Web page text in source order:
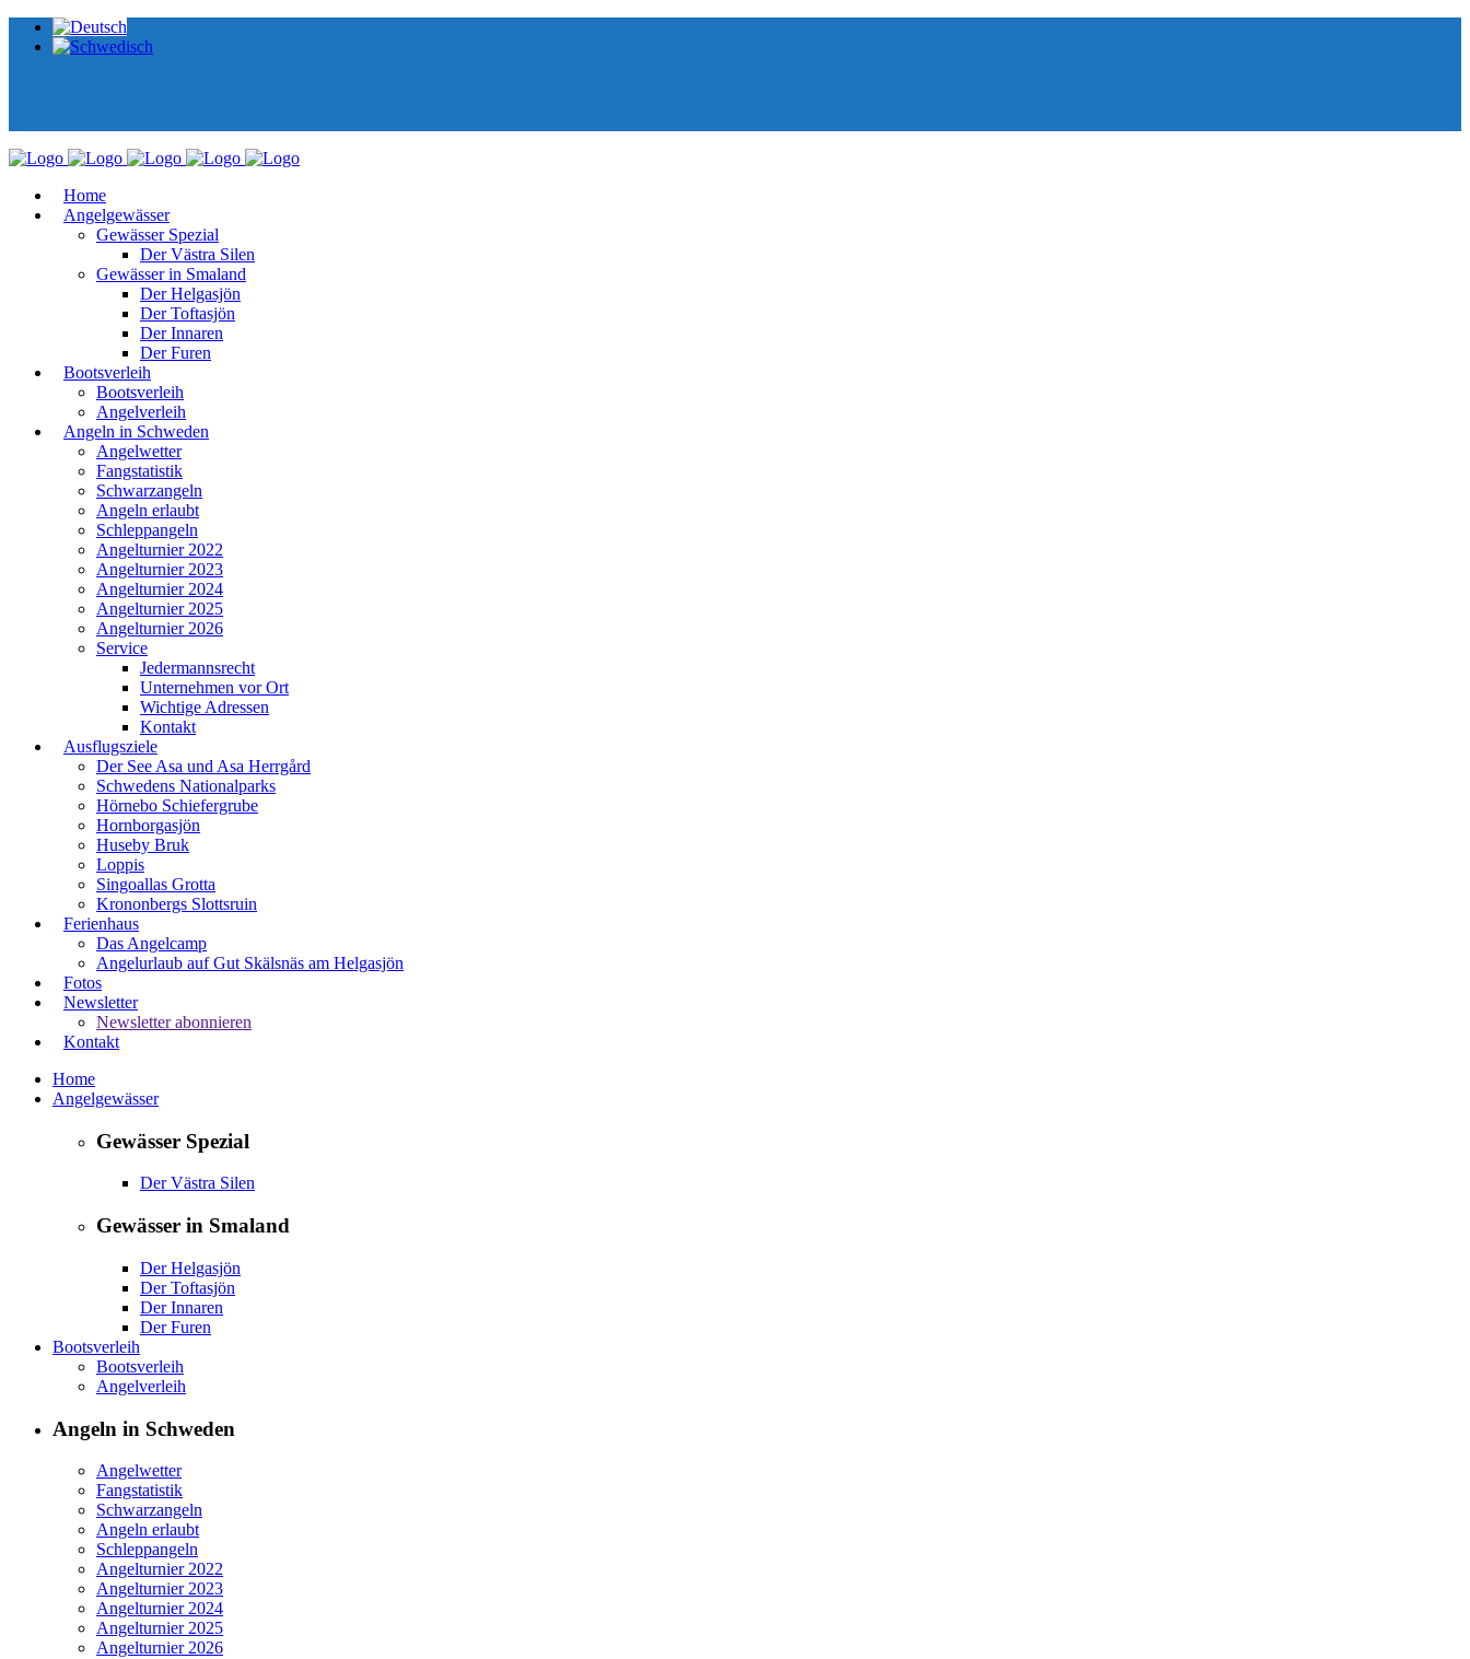
Home
Angelgewässer
Gewässer Spezial
Der Västra Silen
Gewässer in Smaland
Der Helgasjön
Der Toftasjön
Der Innaren
Der Furen
Bootsverleih
Bootsverleih
Angelverleih
Angeln in Schweden
Angelwetter
Fangstatistik
Schwarzangeln
Angeln erlaubt
Schleppangeln
Angelturnier 2022
Angelturnier 2023
Angelturnier 2024
Angelturnier 2025
Angelturnier 2026
Service
Jedermannsrecht
Unternehmen vor Ort
Wichtige Adressen
Kontakt
Ausflugsziele
Der See Asa und Asa Herrgård
Schwedens Nationalparks
Hörnebo Schiefergrube
Hornborgasjön
Huseby Bruk
Loppis
Singoallas Grotta
Krononbergs Slottsruin
Ferienhaus
Das Angelcamp
Angelurlaub auf Gut Skälsnäs am Helgasjön
Fotos
Newsletter
Newsletter abonnieren
Kontakt
Home
Angelgewässer
Gewässer Spezial
Der Västra Silen
Gewässer in Smaland
Der Helgasjön
Der Toftasjön
Der Innaren
Der Furen
Bootsverleih
Bootsverleih
Angelverleih
Angeln in Schweden
Angelwetter
Fangstatistik
Schwarzangeln
Angeln erlaubt
Schleppangeln
Angelturnier 2022
Angelturnier 2023
Angelturnier 2024
Angelturnier 2025
Angelturnier 2026